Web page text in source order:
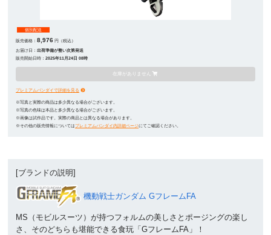
個別配送
販売価格：8,976 円（税込）
お届け日：出荷準備が整い次第発送
販売開始日時：2025年11月24日 08時
在庫がありません
プレミアムバンダイで詳細を見る
※写真と実際の商品は多少異なる場合がございます。
※写真の色味は本品と多少異なる場合がございます。
※画像は試作品です。実際の商品とは異なる場合があります。
※その他の販売情報についてはプレミアムバンダイ内詳細ページにてご確認ください。
[ブランドの説明]
機動戦士ガンダム GフレームFA
MS（モビルスーツ）が持つフォルムの美しさとポージングの楽し
さ、そのどちらも堪能できる食玩「GフレームFA」！